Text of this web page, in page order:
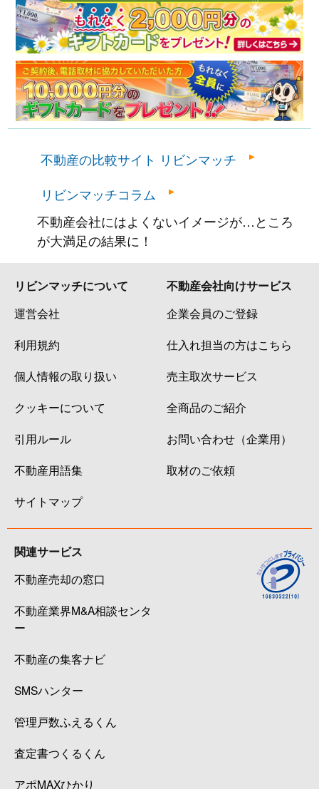
不動産の比較サイト リビンマッチ
リビンマッチコラム
不動産会社にはよくないイメージが…ところ
が大満足の結果に！
リビンマッチについて
運営会社
利用規約
個人情報の取り扱い
クッキーについて
引用ルール
不動産用語集
サイトマップ
不動産会社向けサービス
企業会員のご登録
仕入れ担当の方はこちら
売主取次サービス
全商品のご紹介
お問い合わせ（企業用）
取材のご依頼
関連サービス
不動産売却の窓口
不動産業界M&A相談センタ
ー
不動産の集客ナビ
SMSハンター
管理戸数ふえるくん
査定書つくるくん
アポMAXひかり